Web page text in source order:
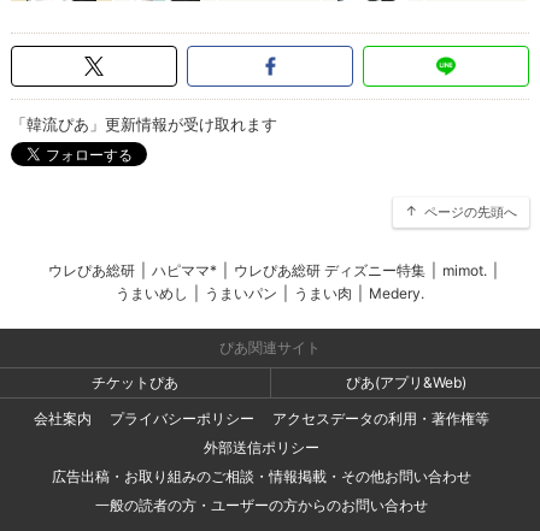
「韓流ぴあ」更新情報が受け取れます
ページの先頭へ
ウレぴあ総研 ハピママ* ウレぴあ総研 ディズニー特集 mimot.
うまいめし
うまいパン うまい肉 Medery.
ぴあ関連サイト
チケットぴあ
ぴあ(アプリ&Web)
会社案内
プライバシーポリシー
アクセスデータの利用・著作権等
外部送信ポリシー
広告出稿・お取り組みのご相談・情報掲載・その他お問い合わせ
一般の読者の方・ユーザーの方からのお問い合わせ